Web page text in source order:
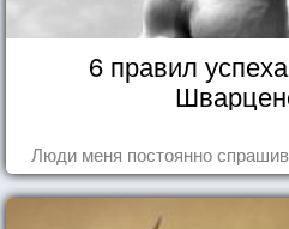
6 правил
Люди меня постоянно